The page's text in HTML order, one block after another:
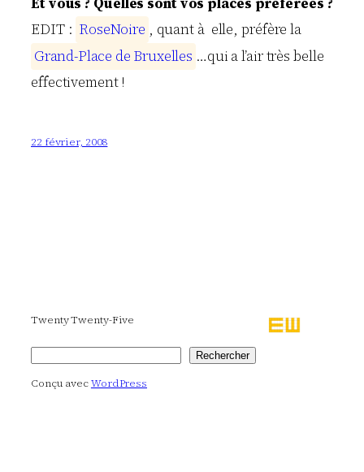
EDIT : RoseNoire , quant à elle, préfère la
Grand-Place de Bruxelles …qui a l’air très belle
effectivement !
22 février, 2008
Twenty Twenty-Five
Rechercher Rechercher
Conçu avecWordPress